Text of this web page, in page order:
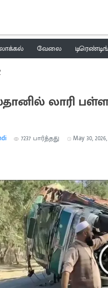
வேலை
லாரி
7237 பார்த்தது May 30,